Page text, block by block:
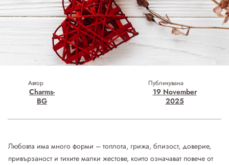
Автор
Charms-
BG
Публикувана
19 November
2025
Любовта има много форми – топлота, грижа, близост, доверие,
привързаност и тихите малки жестове, които означават повече от